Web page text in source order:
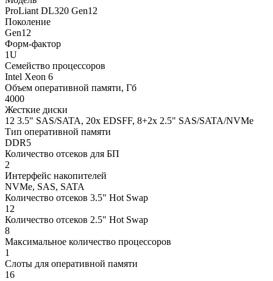
ProLiant DL320 Gen12
Поколение
Gen12
Форм-фактор
1U
Семейство процессоров
Intel Xeon 6
Объем оперативной памяти, Гб
4000
Жесткие диски
12 3.5" SAS/SATA, 20x EDSFF, 8+2x 2.5" SAS/SATA/NVMe
Тип оперативной памяти
DDR5
Количество отсеков для БП
2
Интерфейс накопителей
NVMe, SAS, SATA
Количество отсеков 3.5" Hot Swap
12
Количество отсеков 2.5" Hot Swap
8
Максимальное количество процессоров
1
Слоты для оперативной памяти
16